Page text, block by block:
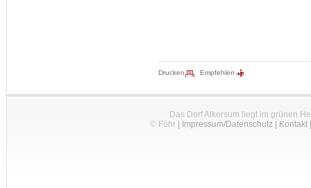
Drucken Empfehlen
Das Dorf Alkersum liegt im grünen
© Föhr| Impressum/Datenschutz| Kontakt